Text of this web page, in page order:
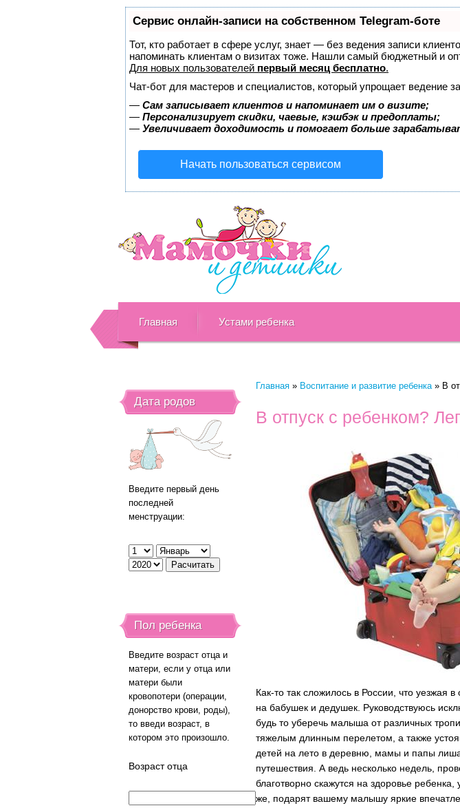
Сервис онлайн-записи на собственном Telegram-боте
Тот, кто работает в сфере услуг, знает — без ведения записи
напоминать клиентам о визитах тоже. Нашли самый бюджетный и
Для новых пользователей первый месяц бесплатно.
Чат-бот для мастеров и специалистов, который упрощает ведение
— Сам записывает клиентов и напоминает им о визите;
— Персонализирует скидки, чаевые, кэшбэк и предоплаты;
— Увеличивает доходимость и помогает больше
Начать пользоваться сервисом
Главная Устами ребенка
Главная » Воспитание и развитие ребенка» В
В отпуск с ребенком?
Как-то так сложилось в России, что уезжая
на бабушек и дедушек. Руководствуюсь
будь то уберечь малыша от различных
тяжелым длинным перелетом, а также
детей на лето в деревню, мамы и папы
путешествия. А ведь несколько недель,
благотворно скажутся на здоровье
же, подарят вашему малышу яркие
Дата родов
Введите первый день
последней
менструации:
Пол ребенка
Введите возраст отца и
матери, если у отца или
матери были
кровопотери (операции,
донорство крови, роды),
то введи возраст, в
котором это произошло.
Возраст отца